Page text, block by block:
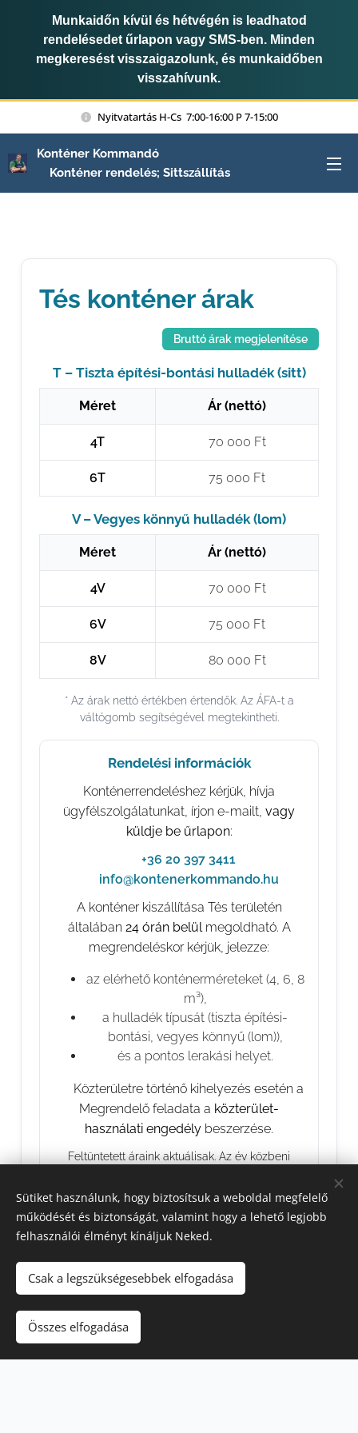
Munkaidőn kívül és hétvégén is leadhatod
rendelésedet űrlapon vagy SMS-ben. Minden
megkeresést visszaigazolunk, és munkaidőben
visszahívunk.
Nyitvatartás H-Cs 7:00-16:00 P 7-15:00
Konténer Kommandó
Konténer rendelés; Sittszállítás
Tés konténer árak
Bruttó árak megjelenítése
T – Tiszta építési-bontási hulladék (sitt)
Méret Ár (nettó)
4T 70 000 Ft
6T 75 000 Ft
V – Vegyes könnyű hulladék (lom)
Méret Ár (nettó)
4V 70 000 Ft
6V 75 000 Ft
8V 80 000 Ft
* Az árak nettó értékben értendők. Az ÁFA-t a
váltógomb segítségével megtekintheti.
Rendelési információk
Konténerrendeléshez kérjük, hívja
ügyfélszolgálatunkat, írjon e-mailt, vagy
küldje be űrlapon:
+36 20 397 3411
info@kontenerkommando.hu
A konténer kiszállítása Tés területén
általában 24 órán belülmegoldható. A
megrendeléskor kérjük, jelezze:
az elérhető konténerméreteket (4, 6, 8
m³),
a hulladék típusát (tiszta építési-
bontási, vegyes könnyű (lom)),
és a pontos lerakási helyet.
⚠️ Közterületre történő kihelyezés esetén a
Megrendelő feladata a közterület-
használati engedély beszerzése.
Feltüntetett áraink aktuálisak. Az év közbeni
Sütiket használunk, hogy biztosítsuk a weboldal megfelelő
működését és biztonságát, valamint hogy a lehető legjobb
felhasználói élményt kínáljuk Neked.
Csak a legszükségesebbek elfogadása
Összes elfogadása